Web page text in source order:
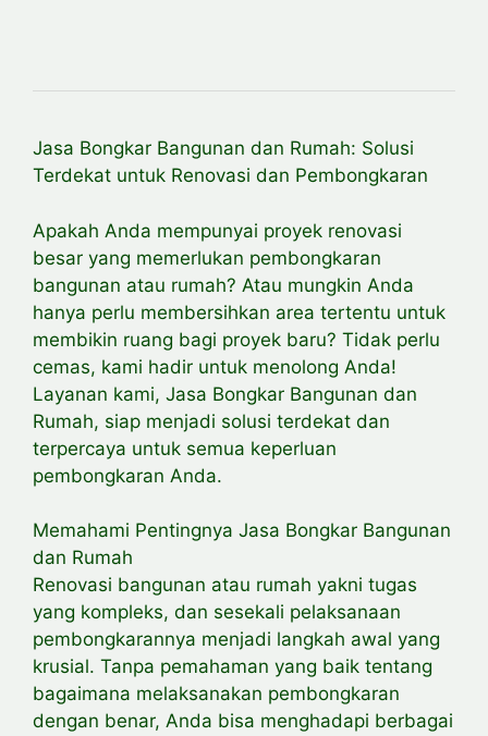
Jasa Bongkar Bangunan dan Rumah: Solusi
Terdekat untuk Renovasi dan Pembongkaran
Apakah Anda mempunyai proyek renovasi
besar yang memerlukan pembongkaran
bangunan atau rumah? Atau mungkin Anda
hanya perlu membersihkan area tertentu untuk
membikin ruang bagi proyek baru? Tidak perlu
cemas, kami hadir untuk menolong Anda!
Layanan kami, Jasa Bongkar Bangunan dan
Rumah, siap menjadi solusi terdekat dan
terpercaya untuk semua keperluan
pembongkaran Anda.
Memahami Pentingnya Jasa Bongkar Bangunan
dan Rumah
Renovasi bangunan atau rumah yakni tugas
yang kompleks, dan sesekali pelaksanaan
pembongkarannya menjadi langkah awal yang
krusial. Tanpa pemahaman yang baik tentang
bagaimana melaksanakan pembongkaran
dengan benar, Anda bisa menghadapi berbagai